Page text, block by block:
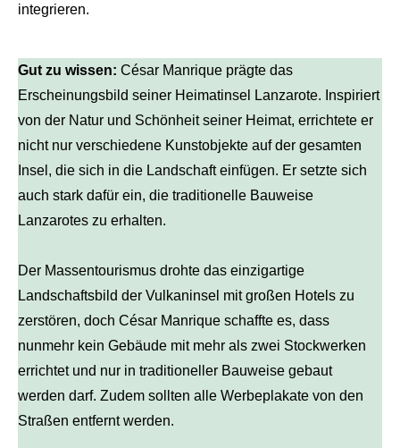
integrieren.
Gut zu wissen: César Manrique prägte das
Erscheinungsbild seiner Heimatinsel Lanzarote. Inspiriert
von der Natur und Schönheit seiner Heimat, errichtete er
nicht nur verschiedene Kunstobjekte auf der gesamten
Insel, die sich in die Landschaft einfügen. Er setzte sich
auch stark dafür ein, die traditionelle Bauweise
Lanzarotes zu erhalten.
Der Massentourismus drohte das einzigartige
Landschaftsbild der Vulkaninsel mit großen Hotels zu
zerstören, doch César Manrique schaffte es, dass
nunmehr kein Gebäude mit mehr als zwei Stockwerken
errichtet und nur in traditioneller Bauweise gebaut
werden darf. Zudem sollten alle Werbeplakate von den
Straßen entfernt werden.